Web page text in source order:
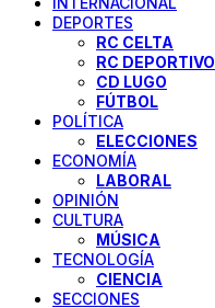
DEPORTES
RC CELTA
RC DEPORTIVO
CD LUGO
FÚTBOL
POLÍTICA
ELECCIONES
ECONOMÍA
LABORAL
OPINIÓN
CULTURA
MÚSICA
TECNOLOGÍA
CIENCIA
SECCIONES